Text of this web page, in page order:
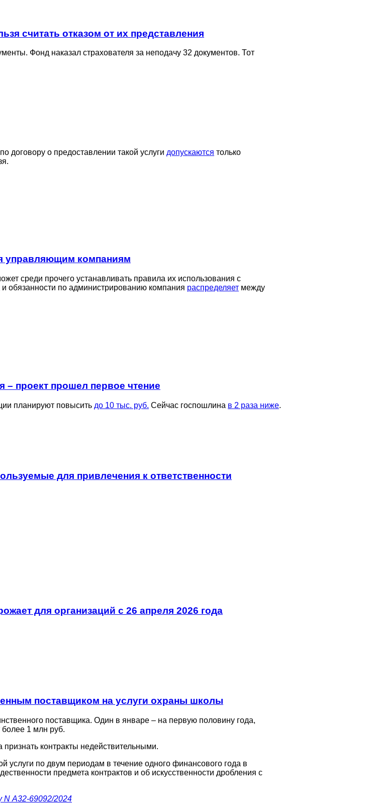
считать отказом от их представления
Фонд наказал страхователя за неподачу 32 документов. Тот
договору о предоставлении такой услуги допускаются только
управляющим компаниям
среди прочего устанавливать правила их использования с
обязанности по администрированию компания распределяет между
– проект прошел первое чтение
планируют повысить до 10 тыс. руб. Сейчас госпошлина в 2 раза ниже.
для привлечения к ответственности
для организаций с 26 апреля 2026 года
поставщиком на услуги охраны школы
поставщика. Один в январе – на первую половину года,
1 млн руб.
признать контракты недействительными.
услуги по двум периодам в течение одного финансового года в
предмета контрактов и об искусственности дробления с
N А32-69092/2024